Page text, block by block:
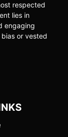
respected
lies in
engaging
or vested